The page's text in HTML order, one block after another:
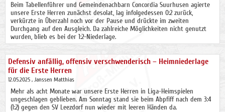
Beim Tabellenführer und Gemeindenachbarn Concordia Suurhusen agierte
unsere Erste Herren zunächst desolat, lag infolgedessen 0:2 zurück,
verkürzte in Überzahl noch vor der Pause und drückte im zweiten
Durchgang auf den Ausgleich. Da zahlreiche Möglichkeiten nicht genutzt
wurden, blieb es bei der 1:2-Niederlage.
Defensiv anfällig, offensiv verschwenderisch – Heimniederlage
für die Erste Herren
12.05.2025 , Janssen Matthias
Mehr als acht Monate war unsere Erste Herren in Liga-Heimspielen
ungeschlagen geblieben. Am Sonntag stand sie beim Abpfiff nach dem 3:4
(1:2) gegen den SV Leezdorf nun wieder mit leeren Händen da.